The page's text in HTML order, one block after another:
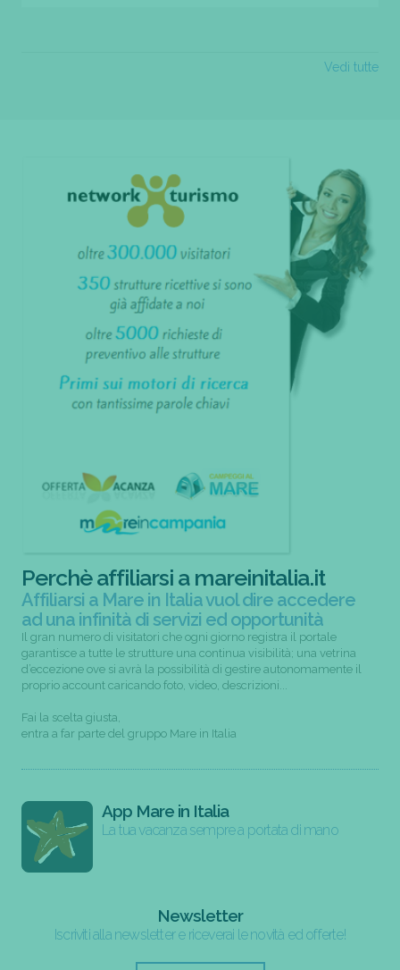
Vedi tutte
Perchè affiliarsi a mareinitalia.it
Affiliarsi a Mare in Italia vuol dire accedere
ad una infinità di servizi ed opportunità
Il gran numero di visitatori che ogni giorno registra il portale
garantisce a tutte le strutture una continua visibilità; una vetrina
d’eccezione ove si avrà la possibilità di gestire autonomamente il
proprio account caricando foto, video, descrizioni...
Fai la scelta giusta,
entra a far parte del gruppo Mare in Italia
App Mare in Italia
La tua vacanza sempre a portata di mano
Newsletter
Iscriviti alla newsletter e riceverai le novità ed offerte!